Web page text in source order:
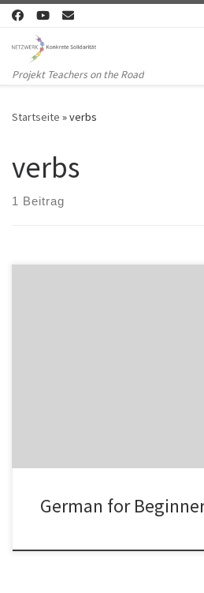
Zum Inhalt springen
Projekt Teachers on the Road
Startseite »verbs
verbs
1 Beitrag
German for